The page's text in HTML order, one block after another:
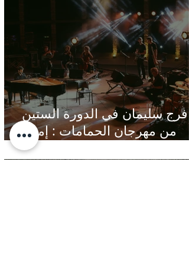
فرج سليمان في الدورة الستين
من مهرجان الحمامات : إمتاع
في مناخ هادئ يقدر الأذن